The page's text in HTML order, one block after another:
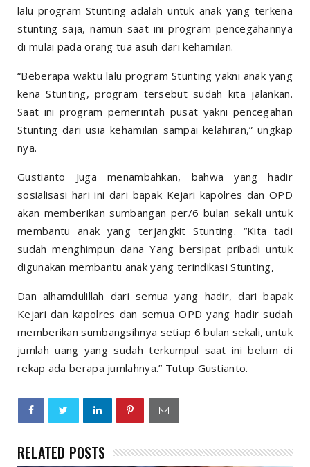
lalu program Stunting adalah untuk anak yang terkena
stunting saja, namun saat ini program pencegahannya
di mulai pada orang tua asuh dari kehamilan.
“Beberapa waktu lalu program Stunting yakni anak yang
kena Stunting, program tersebut sudah kita jalankan.
Saat ini program pemerintah pusat yakni pencegahan
Stunting dari usia kehamilan sampai kelahiran,” ungkap
nya.
Gustianto Juga menambahkan, bahwa yang hadir
sosialisasi hari ini dari bapak Kejari kapolres dan OPD
akan memberikan sumbangan per/6 bulan sekali untuk
membantu anak yang terjangkit Stunting. “Kita tadi
sudah menghimpun dana Yang bersipat pribadi untuk
digunakan membantu anak yang terindikasi Stunting,
Dan alhamdulillah dari semua yang hadir, dari bapak
Kejari dan kapolres dan semua OPD yang hadir sudah
memberikan sumbangsihnya setiap 6 bulan sekali, untuk
jumlah uang yang sudah terkumpul saat ini belum di
rekap ada berapa jumlahnya.” Tutup Gustianto.
RELATED POSTS